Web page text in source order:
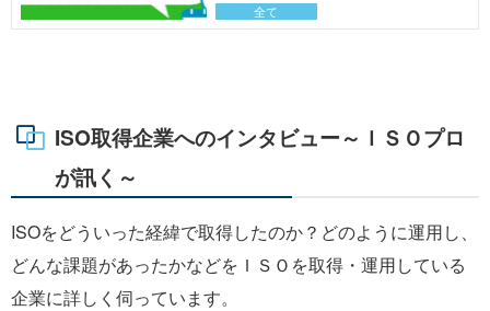
全て
ISO取得企業へのインタビュー～ＩＳＯプロ
が訊く～
ISOをどういった経緯で取得したのか？どのように運用し、
どんな課題があったかなどをＩＳＯを取得・運用している
企業に詳しく伺っています。